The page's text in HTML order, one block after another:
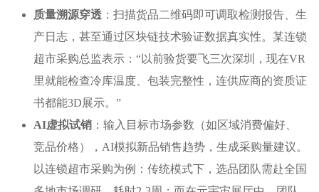
质量溯源穿透 ：扫描货品二维码即可调取检测报告、生
产日志，甚至通过区块链技术验证数据真实性。某连锁
超市采购总监表示：“以前验货要飞三次深圳，现在VR
里就能检查冷库温度、包装完整性，连供应商的资质证
书都能3D展示。”
AI虚拟试销 ：输入目标市场参数（如区域消费偏好、
竞品价格），AI模拟新品销售趋势，生成采购量建议。
以连锁超市采购为例：传统模式下，选品团队需赴全国